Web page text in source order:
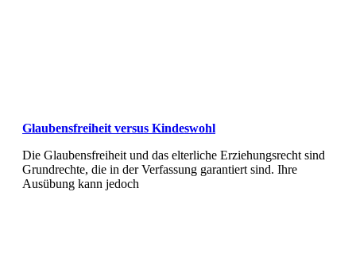
Glaubensfreiheit versus Kindeswohl
Die Glaubensfreiheit und das elterliche Erziehungsrecht sind
Grundrechte, die in der Verfassung garantiert sind. Ihre
Ausübung kann jedoch